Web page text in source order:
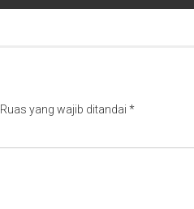
Ruas yang wajib ditandai *